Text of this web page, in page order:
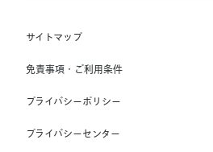
(株) スタッフサービス・ホールディングス
Unique NV
サイトマップ
免責事項・ご利用条件
プライバシーポリシー
プライバシーセンター